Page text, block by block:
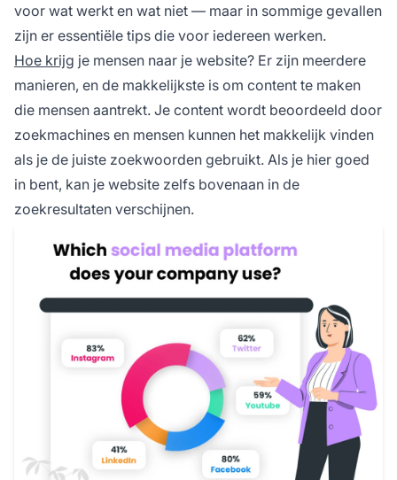
voor wat werkt en wat niet — maar in sommige gevallen
zijn er essentiële tips die voor iedereen werken.
Hoe krijg je mensen naar je website? Er zijn meerdere
manieren, en de makkelijkste is om content te maken
die mensen aantrekt. Je content wordt beoordeeld door
zoekmachines en mensen kunnen het makkelijk vinden
als je de juiste zoekwoorden gebruikt. Als je hier goed
in bent, kan je website zelfs bovenaan in de
zoekresultaten verschijnen.